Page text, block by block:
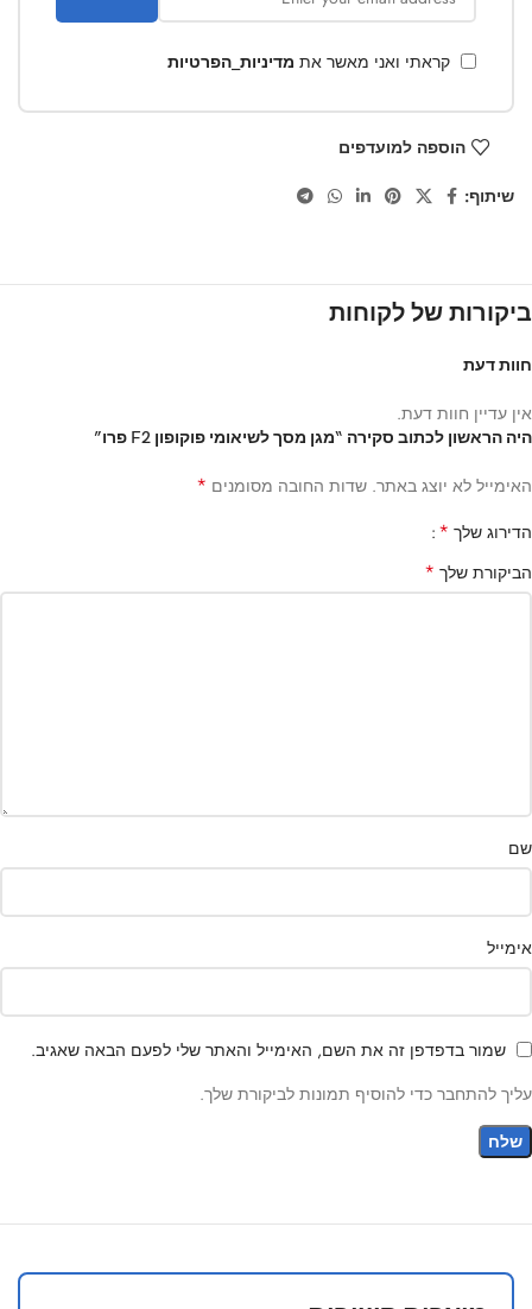
קראתי ואני מאשר את מדיניות_הפרטיות
הוספה למועדפים
שיתוף:
ביקורות של לקוחות
חוות דעת
אין עדיין חוות דעת.
היה הראשון לכתוב סקירה “מגן מסך לשיאומי פוקופון F2 פרו”
האימייל לא יוצג באתר. שדות החובה מסומנים *
הדירוג שלך *
הביקורת שלך *
שם
אימייל
שמור בדפדפן זה את השם, האימייל והאתר שלי לפעם הבאה שאגיב.
עליך להתחבר כדי להוסיף תמונות לביקורת שלך.